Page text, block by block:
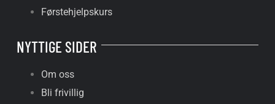
Førstehjelpskurs
NYTTIGE SIDER
Om oss
Bli frivillig